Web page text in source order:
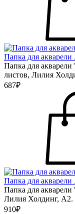
Папка для
Папка для
листов, Лилия
687₽
Папка для акварели
Папка для
Лилия Холдинг, А2.
910₽